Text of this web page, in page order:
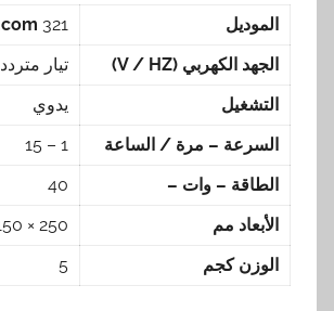
الموديل 321
الجهد الكهربي (V / HZ
)
تيار متردد 220 فولت
التشغيل
يدوي
السرعة – مرة / الساعة
1 – 15
الطاقة – وات –
40
الأبعاد مم
250 × 150 × 22
الوزن كجم
5